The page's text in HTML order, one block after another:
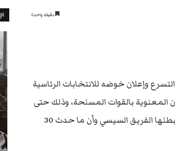
دقيقة واحدة
وإعلان خوضه للانتخابات الرئاسية
المعنوية بالقوات المسلحة، وذلك حتى
لا يؤكد للشعب المصري بأن ما كان يمارسه الفريق ما هو إلا تمثيلية بطلها الفريق السيسي وأن ما حدث 30